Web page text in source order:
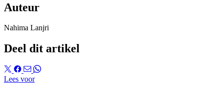
Auteur
Nahima Lanjri
Deel dit artikel
Lees voor